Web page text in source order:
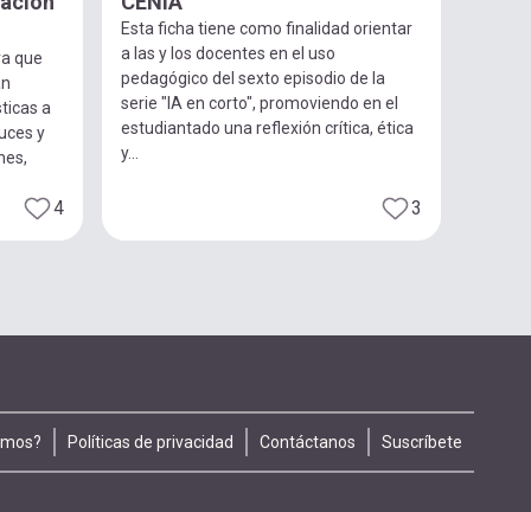
que
a
y
4
Esta ficha tiene como finalidad orientar
a las y los docentes en el uso
pedagógico del sexto episodio de la
serie "IA en corto", promoviendo en el
estudiantado una reflexión crítica, ética
y...
3
Políticas de privacidad Contáctanos Suscríbete